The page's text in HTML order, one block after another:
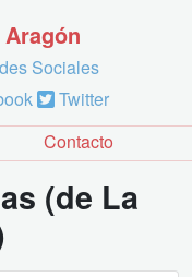
Sociales
Twitter
Contacto
(de La